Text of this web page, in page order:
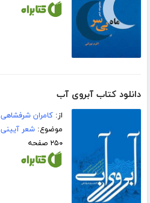
دانلود کتاب آبروی آب
از:کامران شرفشاهی
موضوع:شعر آیینی
۲۵۰ صفحه